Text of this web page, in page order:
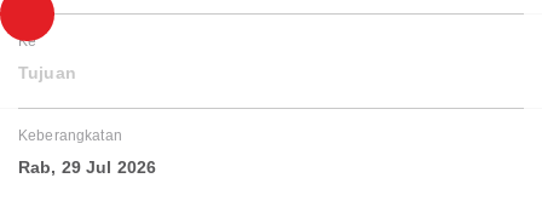
Ke
Tujuan
Keberangkatan
Rab, 29 Jul 2026